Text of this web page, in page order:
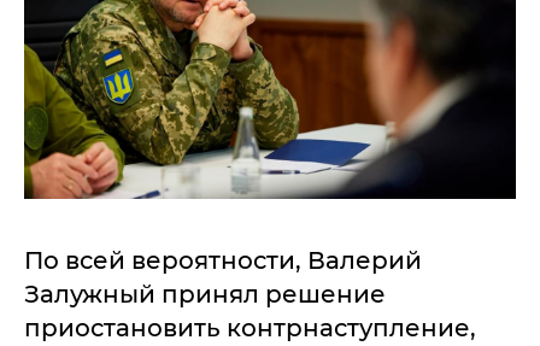
По всей вероятности, Валерий
Залужный принял решение
приостановить контрнаступление,